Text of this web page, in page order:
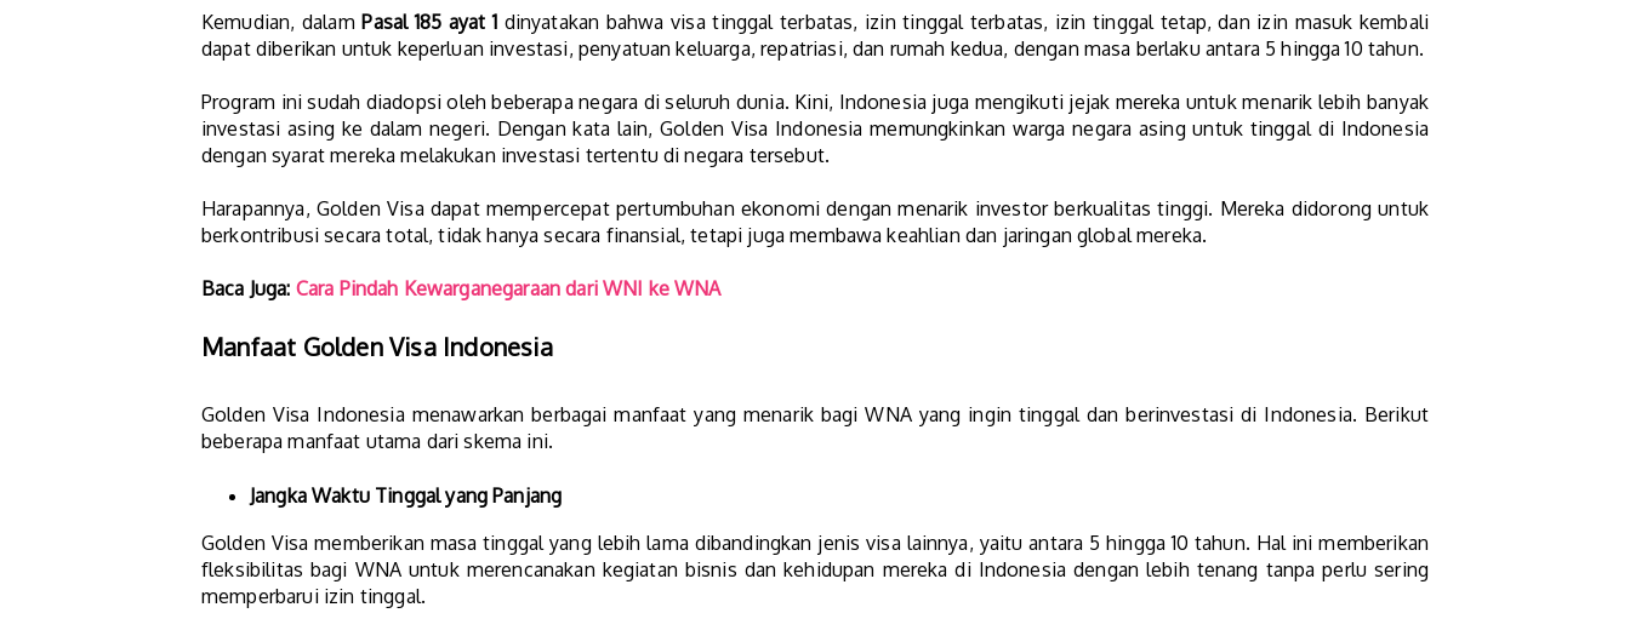
Kemudian, dalamPasal 185 ayat 1 dinyatakan bahwa visa tinggal terbatas, izin tinggal terbatas, izin tinggal tetap, dan izin masuk kembali
dapat diberikan untuk keperluan investasi, penyatuan keluarga, repatriasi, dan rumah kedua, dengan masa berlaku antara 5 hingga 10 tahun.
Program ini sudah diadopsi oleh beberapa negara di seluruh dunia. Kini, Indonesia juga mengikuti jejak mereka untuk menarik lebih banyak
investasi asing ke dalam negeri. Dengan kata lain, Golden Visa Indonesia memungkinkan warga negara asing untuk tinggal di Indonesia
dengan syarat mereka melakukan investasi tertentu di negara tersebut.
Harapannya, Golden Visa dapat mempercepat pertumbuhan ekonomi dengan menarik investor berkualitas tinggi. Mereka didorong untuk
berkontribusi secara total, tidak hanya secara finansial, tetapi juga membawa keahlian dan jaringan global mereka.
Baca Juga: Cara Pindah Kewarganegaraan dari WNI ke WNA
Manfaat Golden Visa Indonesia
Golden Visa Indonesia menawarkan berbagai manfaat yang menarik bagi WNA yang ingin tinggal dan berinvestasi di Indonesia. Berikut
beberapa manfaat utama dari skema ini.
Jangka Waktu Tinggal yang Panjang
Golden Visa memberikan masa tinggal yang lebih lama dibandingkan jenis visa lainnya, yaitu antara 5 hingga 10 tahun. Hal ini memberikan
fleksibilitas bagi WNA untuk merencanakan kegiatan bisnis dan kehidupan mereka di Indonesia dengan lebih tenang tanpa perlu sering
memperbarui izin tinggal​.